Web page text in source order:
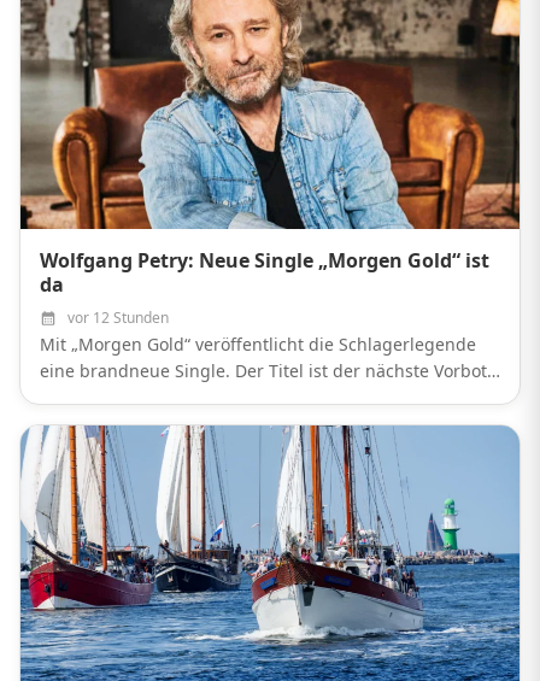
Wolfgang Petry: Neue Single „Morgen Gold“ ist
da
vor 12 Stunden
Mit „Morgen Gold“ veröffentlicht die Schlagerlegende
eine brandneue Single. Der Titel ist der nächste Vorbote